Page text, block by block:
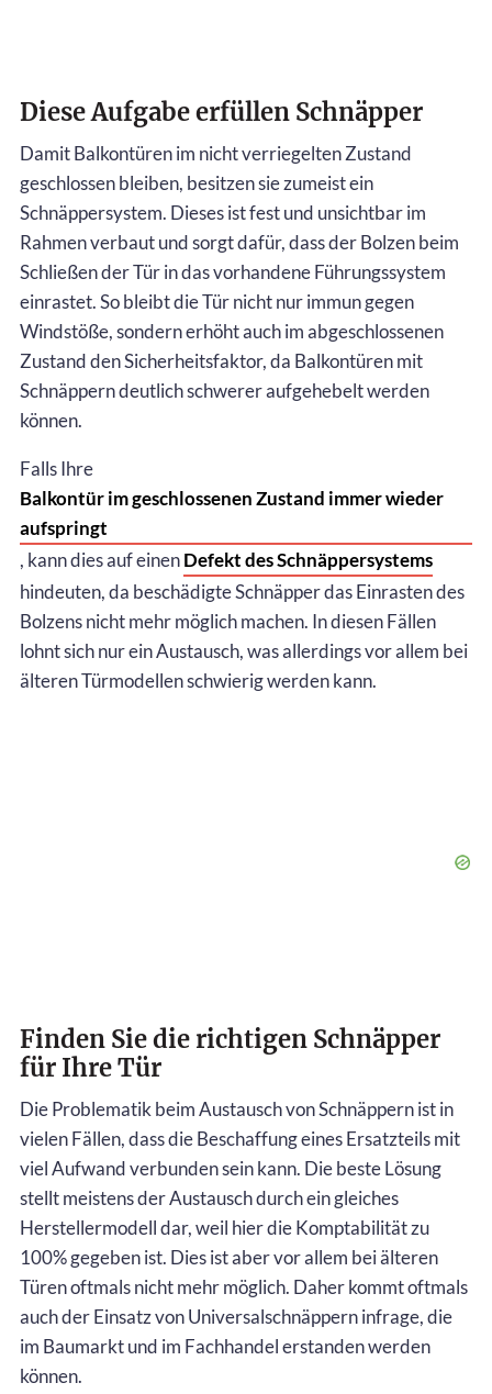
Diese Aufgabe erfüllen Schnäpper
Damit Balkontüren im nicht verriegelten Zustand
geschlossen bleiben, besitzen sie zumeist ein
Schnäppersystem. Dieses ist fest und unsichtbar im
Rahmen verbaut und sorgt dafür, dass der Bolzen beim
Schließen der Tür in das vorhandene Führungssystem
einrastet. So bleibt die Tür nicht nur immun gegen
Windstöße, sondern erhöht auch im abgeschlossenen
Zustand den Sicherheitsfaktor, da Balkontüren mit
Schnäppern deutlich schwerer aufgehebelt werden
können.
Falls Ihre
Balkontür im geschlossenen Zustand immer wieder
aufspringt
, kann dies auf einenDefekt des Schnäppersystems
hindeuten, da beschädigte Schnäpper das Einrasten des
Bolzens nicht mehr möglich machen. In diesen Fällen
lohnt sich nur ein Austausch, was allerdings vor allem bei
älteren Türmodellen schwierig werden kann.
Finden Sie die richtigen Schnäpper
für Ihre Tür
Die Problematik beim Austausch von Schnäppern ist in
vielen Fällen, dass die Beschaffung eines Ersatzteils mit
viel Aufwand verbunden sein kann. Die beste Lösung
stellt meistens der Austausch durch ein gleiches
Herstellermodell dar, weil hier die Komptabilität zu
100% gegeben ist. Dies ist aber vor allem bei älteren
Türen oftmals nicht mehr möglich. Daher kommt oftmals
auch der Einsatz von Universalschnäppern infrage, die
im Baumarkt und im Fachhandel erstanden werden
können.